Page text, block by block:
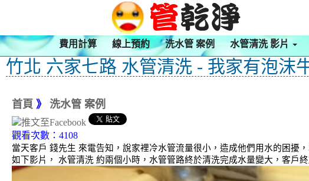
費用計算 線上預約 洗水管 案例 水管清洗 影片
竹北 六家七路 水管清洗 - 我家有泡沫
首頁 》 洗水管 案例
觀看次數：4108
當天客戶 錢先生 來電告知，說家裡冷水管流量很小，造成他們用水的困擾
如下影片， 水管清洗 約兩個小時，水管管路終於清洗完成水量變大，客戶